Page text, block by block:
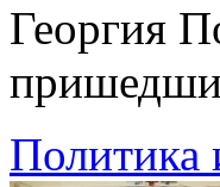
Георгия
Политика